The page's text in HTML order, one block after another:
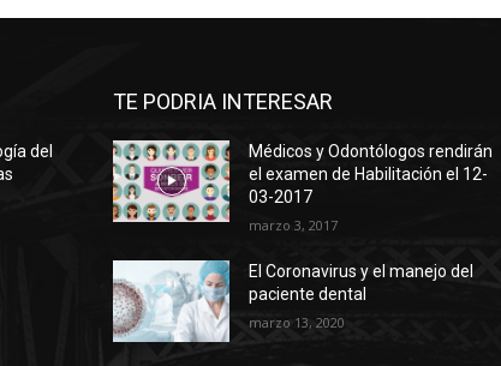
del
TE PODRIA INTERESAR
Médicos y Odontólogos rendirán
el examen de Habilitación el 12-
03-2017
marzo 3, 2017
El Coronavirus y el manejo del
paciente dental
marzo 13, 2020